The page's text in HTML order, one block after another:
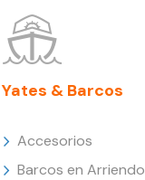
Yates & Barcos
Accesorios
Barcos en Arriendo